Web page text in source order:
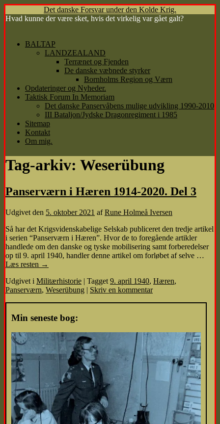
Det danske Forsvar under den Kolde Krig.
Hvad kunne der være sket, hvis det virkelig var gået galt?
Hop
BALTAP
LANDZEALAND
Terrænet og Fjenden
De danske væbnede styrker
Bornholms Region og Værn
Opdateringer og Nyheder.
Taktisk Forum In Memoriam
Det danske Panservåbens mulige udvikling 1990-2010
III Bataljon/Jydske Dragonregiment i 1985
Sitemap
Kontakt
Om mig.
Tag-arkiv: Weserübung
Panserværn i Hæren 1914-2020. Del 3
Udgivet den 5. oktober 2021 af Rune Holmeå Iversen
Så har det Krigsvidenskabelige Selskab publiceret den tredje artikel
i serien “Panserværn i Hæren”. Hvor de to foregående artikler
handlede om den danske og tyske mobilisering samt forberedelser
op til 9. april 1940, handler denne artikel om forløbet af selve …
Læs resten →
Udgivet i Militærhistorie | Tagget 9. april 1940, Hæren,
Panserværn, Weserübung | Skriv en kommentar
Min seneste bog: